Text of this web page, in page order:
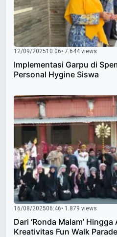
12/09/202510:06• 7.644 views
Implementasi Garpu di
Personal Hygine Siswa
16/08/202506:46• 1.879 views
Dari ‘Ronda Malam’
Kreativitas Fun Walk